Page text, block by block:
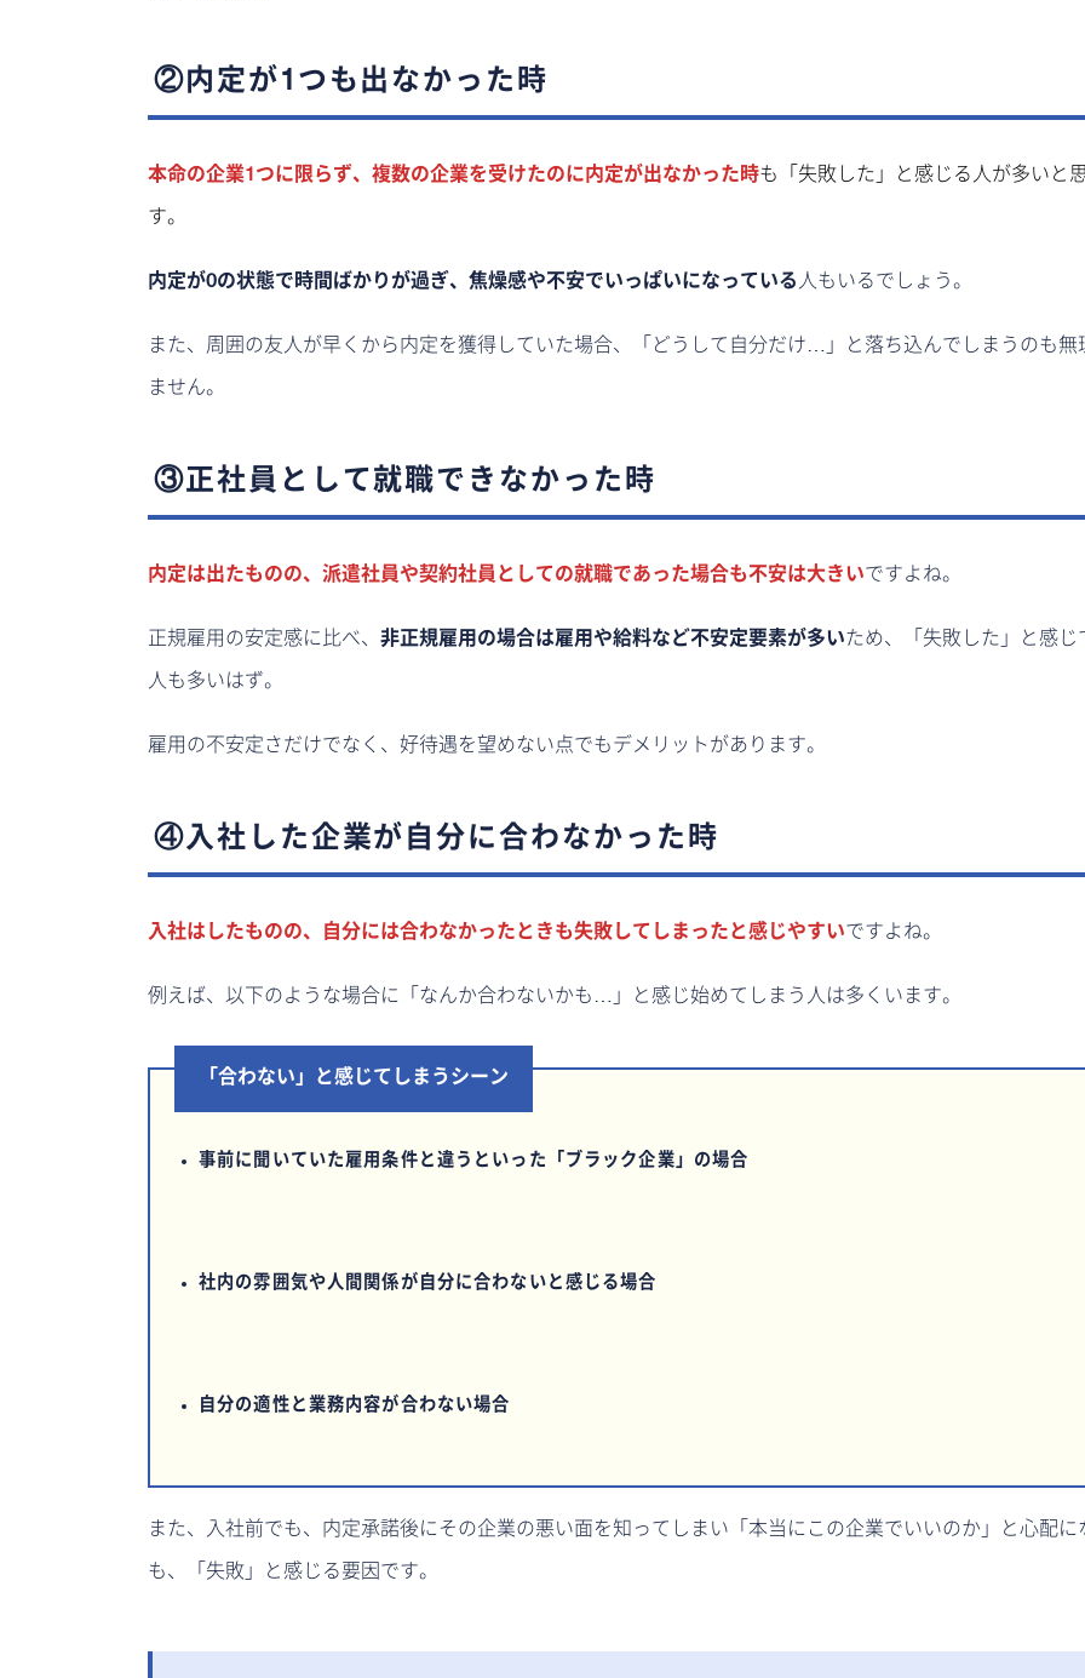
②内定が1つも出なかった時
本命の企業1つに限らず、複数の企業を受けたのに内定が出なかった時も「失敗した」と感じる人が多いと
す。
内定が0の状態で時間ばかりが過ぎ、焦燥感や不安でいっぱいになっている 人もいるでしょう。
また、周囲の友人が早くから内定を獲得していた場合、「どうして自分だけ…」と落ち込んでしまうのも無
ません。
③正社員として就職できなかった時
内定は出たものの、派遣社員や契約社員としての就職であった場合も不安は大きいですよね。
正規雇用の安定感に比べ、 非正規雇用の場合は雇用や給料など不安定要素が多いため、「失敗した」と感じ
人も多いはず。
雇用の不安定さだけでなく、好待遇を望めない点でもデメリットがあります。
④入社した企業が自分に合わなかった時
入社はしたものの、自分には合わなかったときも失敗してしまったと感じやすいですよね。
例えば、以下のような場合に「なんか合わないかも…」と感じ始めてしまう人は多くいます。
「合わない」と感じてしまうシーン
事前に聞いていた雇用条件と違うといった「ブラック企業」の場合
社内の雰囲気や人間関係が自分に合わないと感じる場合
自分の適性と業務内容が合わない場合
また、入社前でも、内定承諾後にその企業の悪い面を知ってしまい「本当にこの企業でいいのか」と心配に
も、「失敗」と感じる要因です。